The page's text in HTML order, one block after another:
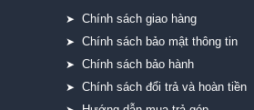
➤ Chính sách giao hàng
➤ Chính sách bảo mật thông tin
➤ Chính sách bảo hành
➤ Chính sách đổi trả và hoàn tiền